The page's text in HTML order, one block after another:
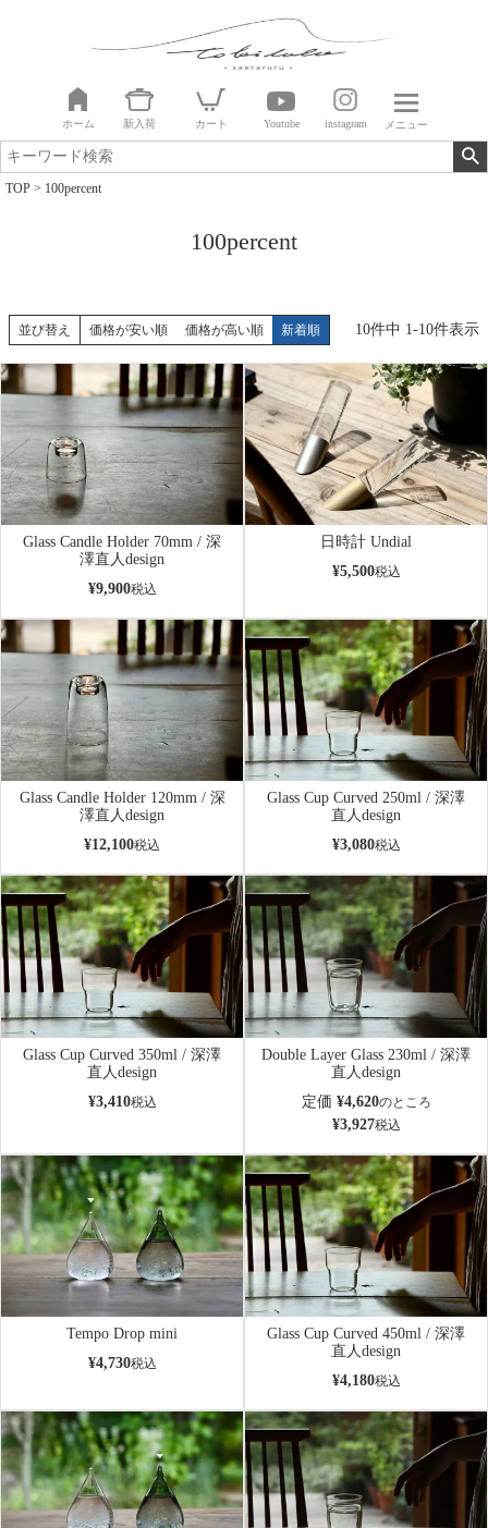
ホーム 新入荷 カート Youtube instagram メニュー
TOP 100percent
100percent
並び替え 価格が安い順 価格が高い順 新着順 10件中 1-10件表示
Glass Candle Holder 70mm / 深
澤直人design
¥9,900税込
日時計 Undial
¥5,500税込
Glass Candle Holder 120mm / 深
澤直人design
¥12,100税込
Glass Cup Curved 250ml / 深澤
直人design
¥3,080税込
Glass Cup Curved 350ml / 深澤
直人design
¥3,410税込
Double Layer Glass 230ml / 深澤
直人design
定価 ¥4,620のところ
¥3,927税込
Tempo Drop mini
¥4,730税込
Glass Cup Curved 450ml / 深澤
直人design
¥4,180税込